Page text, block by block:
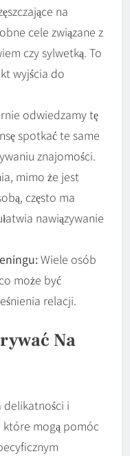
na
cele związane z
czy sylwetką. To
wyjścia do
odwiedzamy tę
spotkać te same
znajomości.
mimo że jest
często ma
nawiązywanie
Wiele osób
może być
relacji.
Na
delikatności i
które mogą pomóc